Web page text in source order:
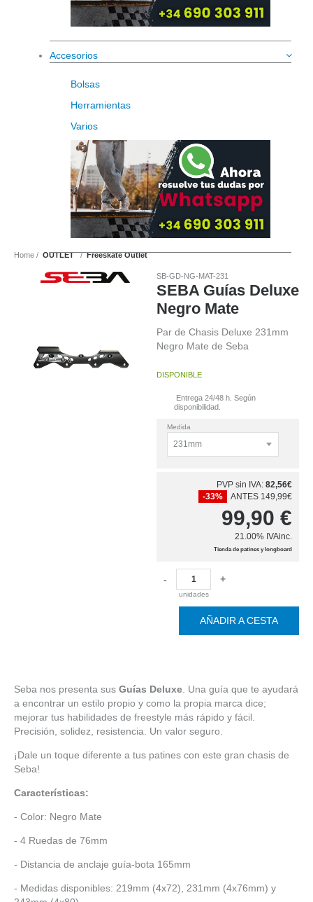
Accesorios
Bolsas
Herramientas
Varios
Home OUTLET Freeskate Outlet
SB-GD-NG-MAT-231
SEBA Guías Deluxe
Negro Mate
Par de Chasis Deluxe 231mm
Negro Mate de Seba
DISPONIBLE
Entrega 24/48 h. Según
disponibilidad.
Medida
PVP sin IVA: 82,56€
-33%
ANTES 149,99€
99,90 €
21.00% IVAinc.
Tienda de patines y longboard
-
unidades
+
AÑADIR A CESTA
Seba nos presenta sus Guías Deluxe . Una guía que te ayudará
a encontrar un estilo propio y como la propia marca dice;
mejorar tus habilidades de freestyle más rápido y fácil.
Precisión, solidez, resistencia. Un valor seguro.
¡Dale un toque diferente a tus patines con este gran chasis de
Seba!
Características:
- Color: Negro Mate
- 4 Ruedas de 76mm
- Distancia de anclaje guía-bota 165mm
- Medidas disponibles: 219mm (4x72), 231mm (4x76mm) y